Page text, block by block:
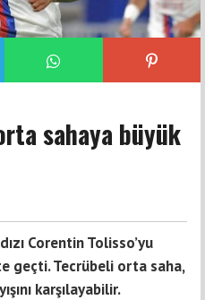
sahaya büyük
Corentin Tolisso’yu
geçti. Tecrübeli orta saha,
karşılayabilir.